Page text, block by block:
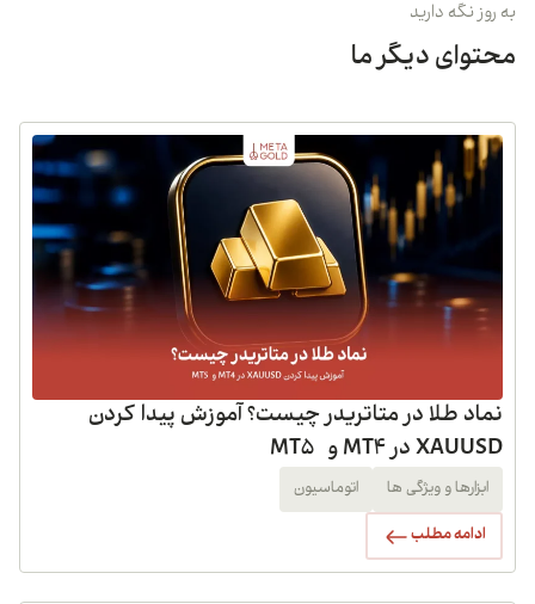
به روز نگه دارید
محتوای دیگر ما
نماد طلا در متاتریدر چیست؟ آموزش پیدا کردن
XAUUSD در MT4 و MT5
ابزارها و ویژگی ها اتوماسیون
ادامه مطلب